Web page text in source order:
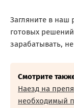
Загляните в наш
готовых решений
зарабатывать,
Смотрите
Наезд на
необходимый